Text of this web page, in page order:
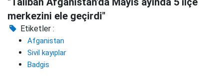
merkezini ele geçirdi"
Etiketler :
Afganistan
Sivil kayıplar
Badgis